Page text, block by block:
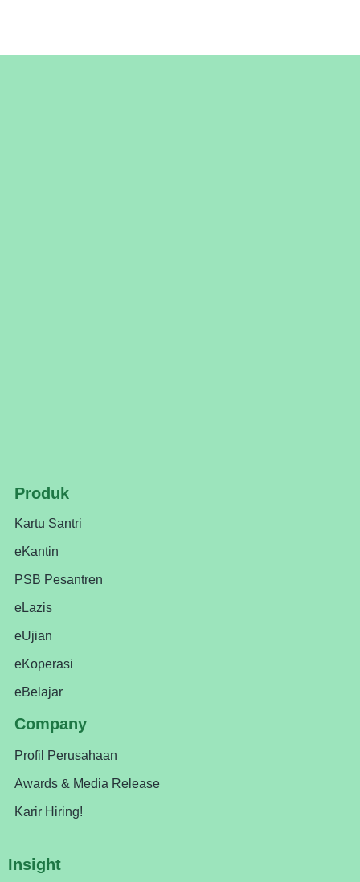
Produk
Kartu Santri
eKantin
PSB Pesantren
eLazis
eUjian
eKoperasi
eBelajar
Company
Profil Perusahaan
Awards & Media Release
Karir Hiring!
Insight